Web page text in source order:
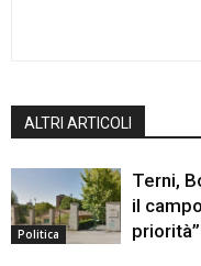
ALTRI ARTICOLI
Politica
Terni,
il
priorità”